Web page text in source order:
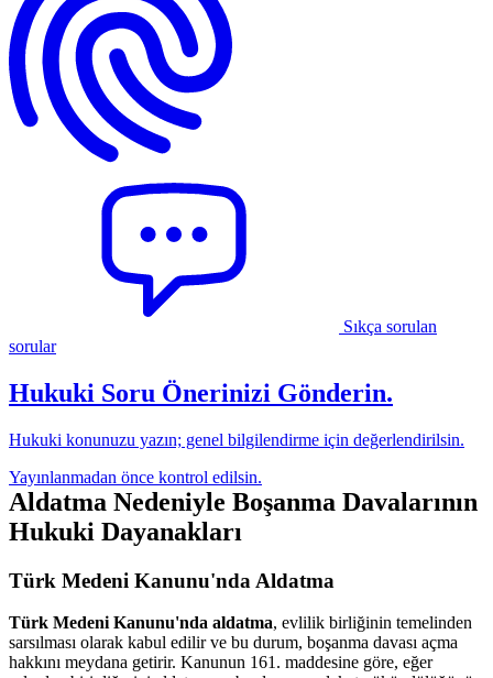
Sıkça sorulan
sorular
Hukuki Soru Önerinizi Gönderin.
Hukuki konunuzu yazın; genel bilgilendirme için değerlendirilsin.
Yayınlanmadan önce kontrol edilsin.
Aldatma Nedeniyle Boşanma Davalarının
Hukuki Dayanakları
Türk Medeni Kanunu'nda Aldatma
Türk Medeni Kanunu'nda aldatma, evlilik birliğinin temelinden
sarsılması olarak kabul edilir ve bu durum, boşanma davası açma
hakkını meydana getirir. Kanunun 161. maddesine göre, eğer